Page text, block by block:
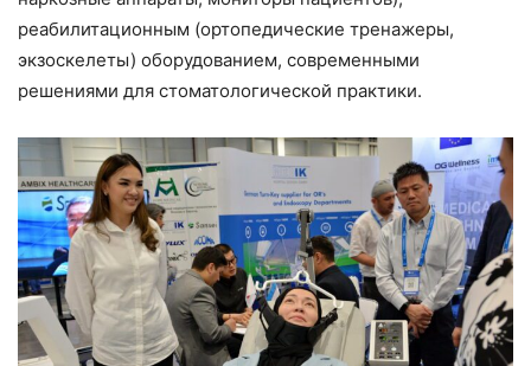
реабилитационным (ортопедические тренажеры,
экзоскелеты) оборудованием, современными
решениями для стоматологической практики.